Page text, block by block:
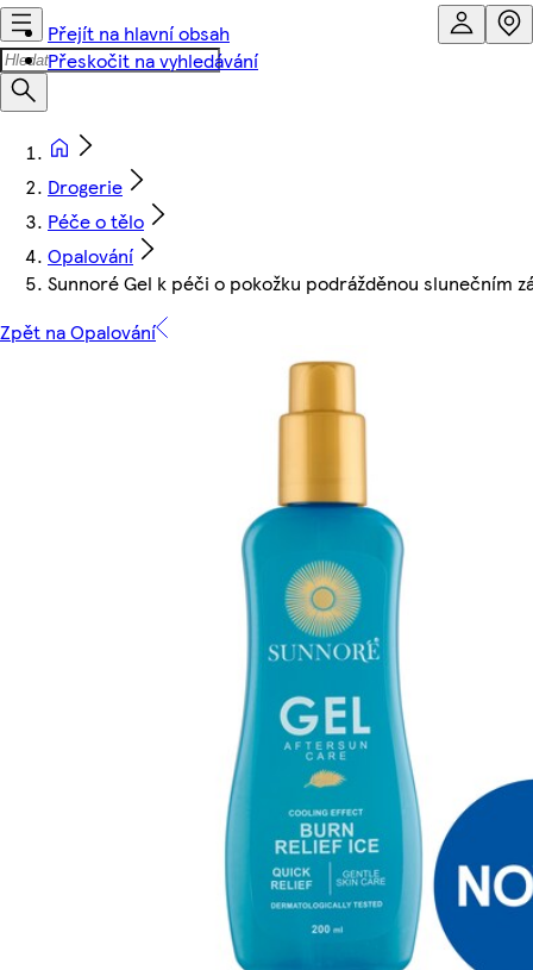
Přejít na hlavní obsah
Přeskočit na vyhledávání
Drogerie
Péče o tělo
Opalování
Sunnoré Gel k péči o pokožku podrážděnou slunečním
Zpět na Opalování